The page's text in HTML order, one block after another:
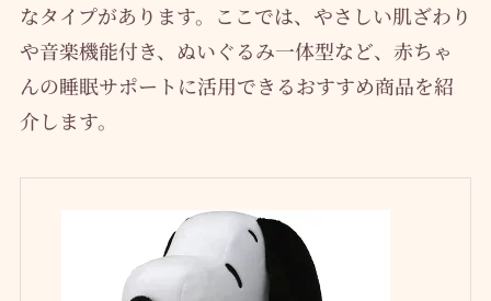
なタイプがあります。ここでは、やさしい肌ざわり
や音楽機能付き、ぬいぐるみ一体型など、赤ちゃ
んの睡眠サポートに活用できるおすすめ商品を紹
介します。